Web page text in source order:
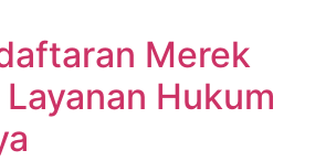
Merek
Hukum